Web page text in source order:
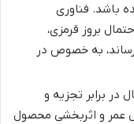
باشد. فناوری
بروز قرمزی،
به خصوص در
در برابر تجزیه و
عمر و اثربخشی محصول